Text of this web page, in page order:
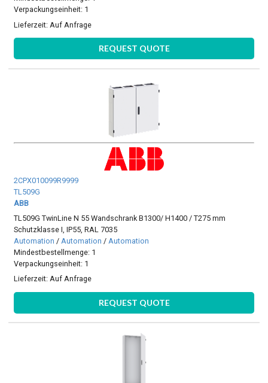
Verpackungseinheit: 1
Lieferzeit: Auf Anfrage
REQUEST QUOTE
2CPX010099R9999
TL509G
ABB
TL509G TwinLine N 55 Wandschrank B1300/ H1400 / T275 mm
Schutzklasse I, IP55, RAL 7035
Automation / Automation / Automation
Mindestbestellmenge: 1
Verpackungseinheit: 1
Lieferzeit:Auf Anfrage
REQUEST QUOTE